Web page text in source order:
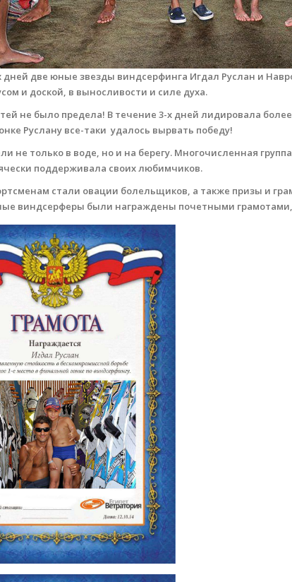
дней две юные звезды виндсерфинга Игдал Руслан и
и доской, в выносливости и силе духа.
не было предела! В течение 3-х дней лидировала
Руслану все-таки удалось вырвать победу!
не только в воде, но и на берегу. Многочисленная
поддерживала своих любимчиков.
стали овации болельщиков, а также призы и
виндсерферы были награждены почетными грамотами,